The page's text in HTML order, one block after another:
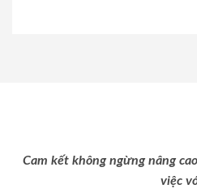
Cam kết không ngừng nâng
việc